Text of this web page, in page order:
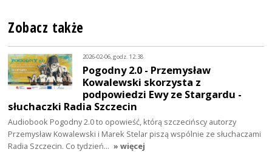
Zobacz także
2026-02-06, godz. 12:38
Pogodny 2.0 - Przemysław
Kowalewski skorzysta z
podpowiedzi Ewy ze Stargardu -
słuchaczki Radia Szczecin
Audiobook Pogodny 2.0 to opowieść, którą szczecińscy autorzy
Przemysław Kowalewski i Marek Stelar piszą wspólnie ze słuchaczami
Radia Szczecin. Co tydzień… » więcej